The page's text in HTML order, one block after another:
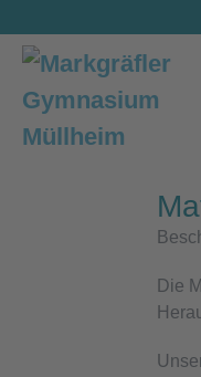
Inhalt
springen
Die